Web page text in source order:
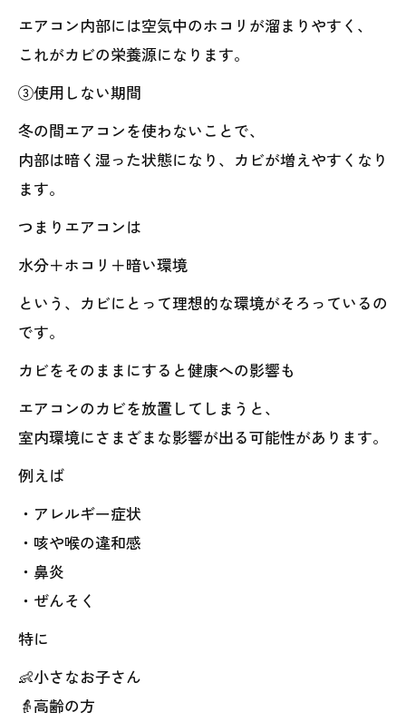
エアコン内部には空気中のホコリが溜まりやすく、
これがカビの栄養源になります。
③使用しない期間
冬の間エアコンを使わないことで、
内部は暗く湿った状態になり、カビが増えやすくなり
ます。
つまりエアコンは
水分＋ホコリ＋暗い環境
という、カビにとって理想的な環境がそろっているの
です。
カビをそのままにすると健康への影響も
エアコンのカビを放置してしまうと、
室内環境にさまざまな影響が出る可能性があります。
例えば
・アレルギー症状
・咳や喉の違和感
・鼻炎
・ぜんそく
特に
👶小さなお子さん
👵高齢の方